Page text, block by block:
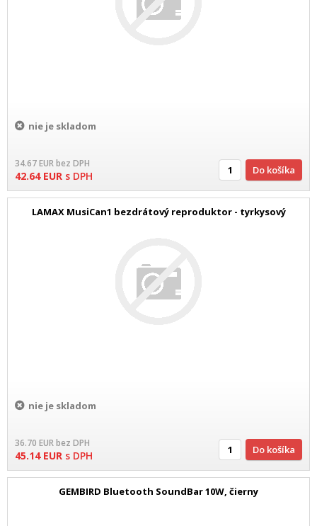
nie je skladom
34.67EURbez DPH
42.64EUR s DPH Do košíka
LAMAX MusiCan1 bezdrátový reproduktor - tyrkysový
nie je skladom
36.70 EURbez DPH
45.14EUR s DPH Do košíka
GEMBIRD Bluetooth SoundBar 10W, čierny